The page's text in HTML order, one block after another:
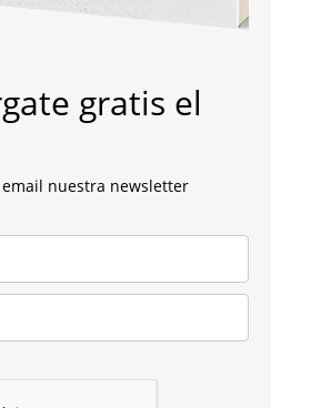
gratis el
nuestra newsletter